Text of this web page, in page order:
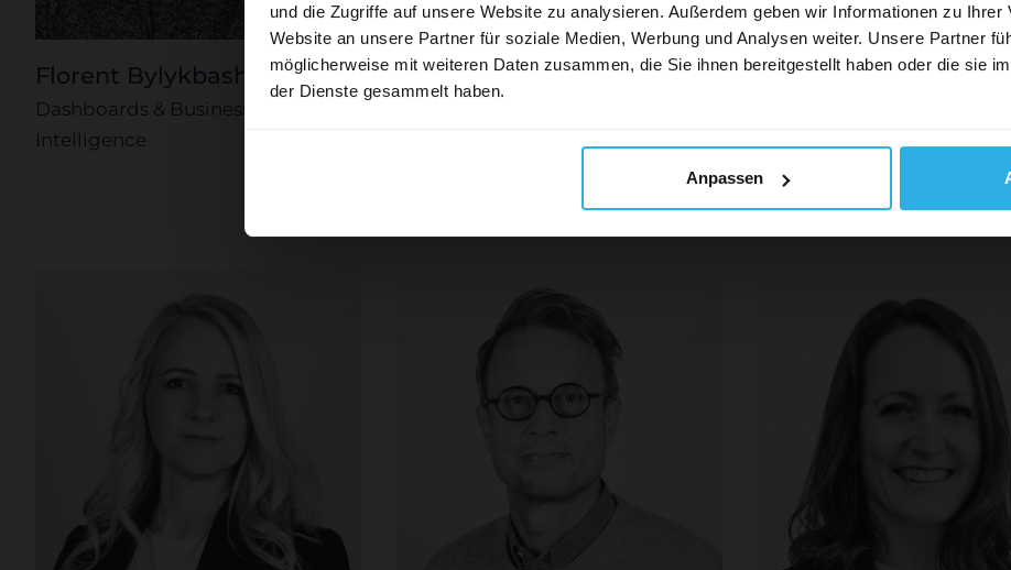
und die Zugriffe auf unsere Website zu analysieren. Außerdem geben wir Informationen zu Ihrer
Website an unsere Partner für soziale Medien, Werbung und Analysen weiter. Unsere Partner
möglicherweise mit weiteren Daten zusammen, die Sie ihnen bereitgestellt haben oder die sie
der Dienste gesammelt haben.
Anpassen
Florent Bylykbashi
Dashboards & Business
Intelligence
Gessica Zimmermann Halit Ajdini
25 Jahre
Mediaschneider plant und realisiert individuelle,
Mediakampagnen über alle Kanäle. Immer mit dem Ziel, den
Full Service Media. Made in Switzerland. Unabhängig
Die letzten 25 Jahre
E-